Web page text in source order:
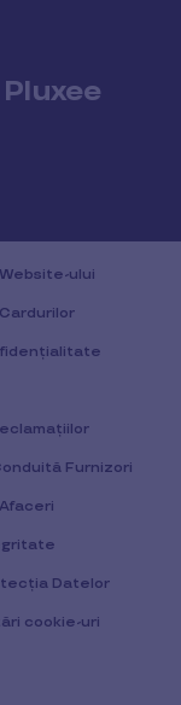
ului
Furnizori
Datelor
cookie-uri